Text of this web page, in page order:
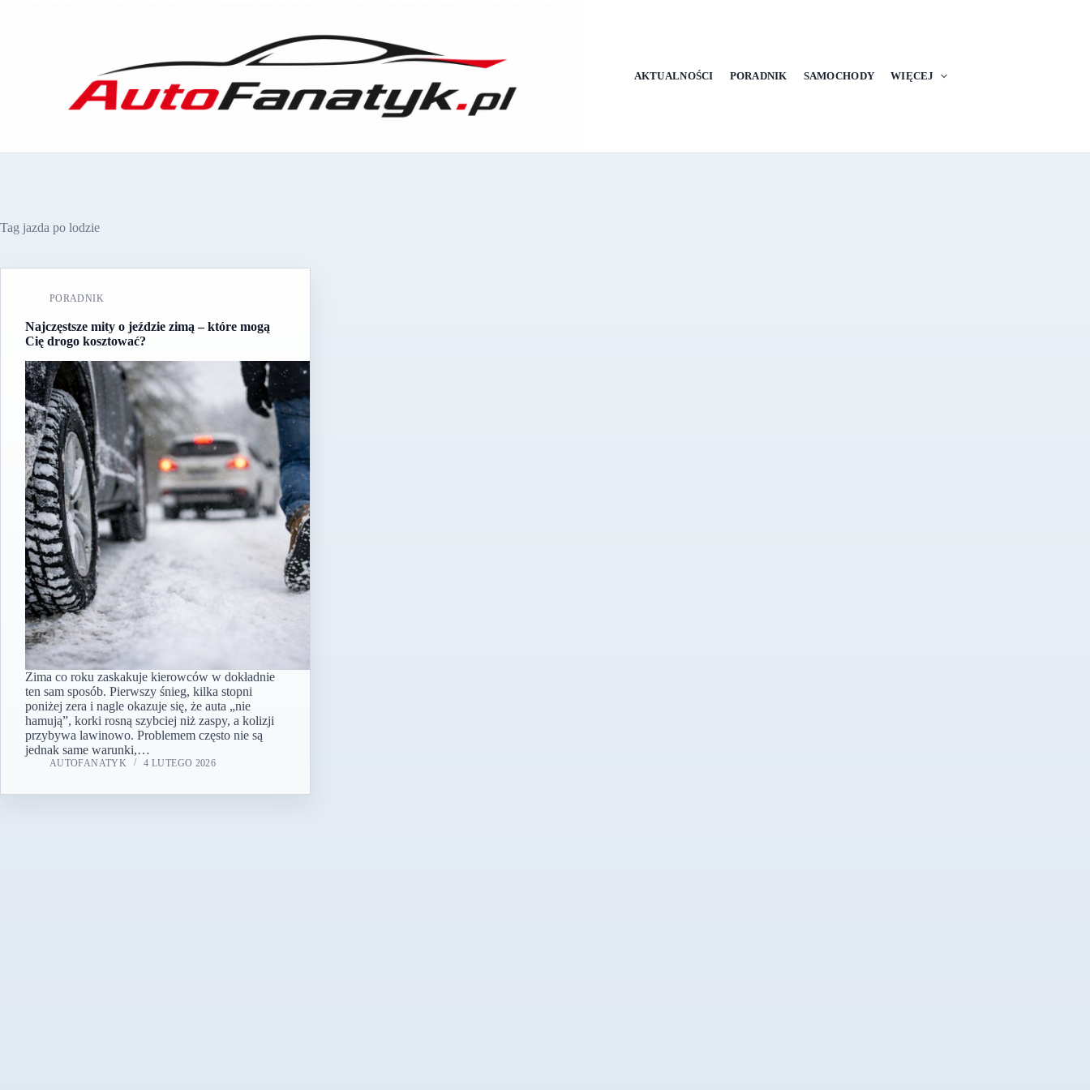
AKTUALNOŚCI PORADNIK SAMOCHODY WIĘCEJ
Tag jazda po lodzie
PORADNIK
Najczęstsze mity o jeździe zimą – które mogą
Cię drogo kosztować?
Zima co roku zaskakuje kierowców w dokładnie
ten sam sposób. Pierwszy śnieg, kilka stopni
poniżej zera i nagle okazuje się, że auta „nie
hamują”, korki rosną szybciej niż zaspy, a kolizji
przybywa lawinowo. Problemem często nie są
jednak same warunki,…
AUTOFANATYK 4 LUTEGO 2026